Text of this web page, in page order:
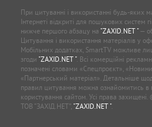
При цитуванні і використанні будь-яких
Інтернеті відкриті для пошукових систем
нижче першого абзацу на "ZAXID.NET "—
Цитування і використання матеріалів у
Мобільних додатках, SmartTV можливе
згоди "ZAXID.NET ". Всі комерційні
позначені словами «Спецпроєкт»,
«Партнерський матеріал». Детальніше
правил цитування можна ознайомитись в
користування сайтом. Усі права
ТОВ “ЗАХІД.НЕТ”, "ZAXID.NET ".